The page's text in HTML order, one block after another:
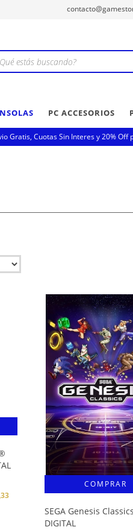
PC ACCESORIOS
Gratis, Cuotas Sin Interes y 20%
SEGA Genesis Classics
DIGITAL